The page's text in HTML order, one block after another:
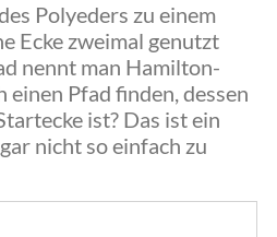
Polyeders zu einem
Ecke zweimal genutzt
nennt man Hamilton-
einen Pfad finden, dessen
ist? Das ist ein
nicht so einfach zu